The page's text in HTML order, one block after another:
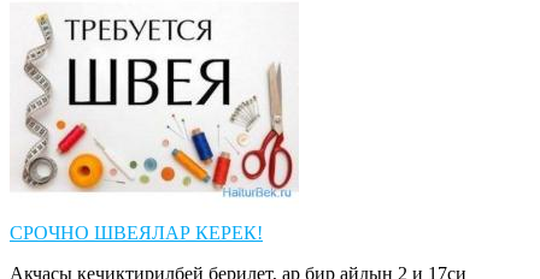
СРОЧНО ШВЕЯЛАР КЕРЕК!
Акчасы кечиктирилбей берилет, ар бир айдын 2 и 17си